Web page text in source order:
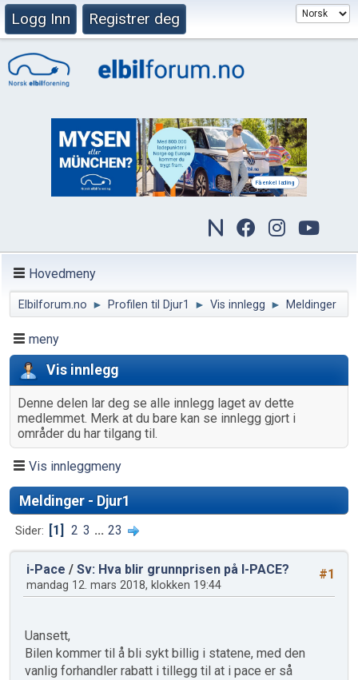
Logg Inn Registrer deg
Hovedmeny
Elbilforum.no ► Profilen til Djur1 ► Vis innlegg ► Meldinger
meny
Vis innlegg
Denne delen lar deg se alle innlegg laget av dette
medlemmet. Merk at du bare kan se innlegg gjort i
områder du har tilgang til.
Vis innleggmeny
Meldinger - Djur1
Sider 1 2 3 ... 23
#1
i-Pace / Sv: Hva blir grunnprisen på I-PACE?
mandag 12. mars 2018, klokken 19:44
Uansett,
Bilen kommer til å bli sykt billig i statene, med den
vanlig forhandler rabatt i tillegg til at i pace er så